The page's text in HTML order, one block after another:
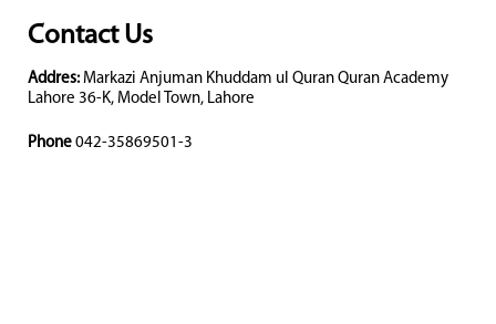
Contact Us
Addres: Markazi Anjuman Khuddam ul Quran Quran Academy
Lahore 36-K, Model Town, Lahore
Phone 042-35869501-3